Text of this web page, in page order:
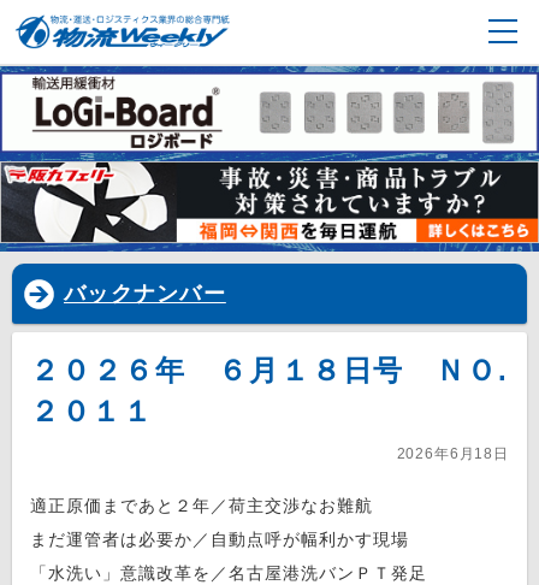
バックナンバー
２０２６年 ６月１８日号 ＮＯ.
２０１１
2026年6月18日
適正原価まであと２年／荷主交渉なお難航
まだ運管者は必要か／自動点呼が幅利かす現場
「水洗い」意識改革を／名古屋港洗バンＰＴ発足